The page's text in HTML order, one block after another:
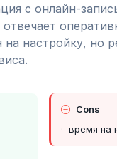
с онлайн-
настройку, но
Cons
время на